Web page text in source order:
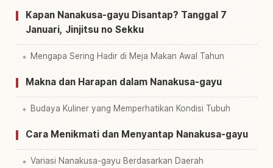
Kapan Nanakusa-gayu Disantap? Tanggal 7
Januari, Jinjitsu no Sekku
Mengapa Sering Hadir di Meja Makan Awal Tahun
Makna dan Harapan dalam Nanakusa-gayu
Budaya Kuliner yang Memperhatikan Kondisi Tubuh
Cara Menikmati dan Menyantap Nanakusa-gayu
Variasi Nanakusa-gayu Berdasarkan Daerah